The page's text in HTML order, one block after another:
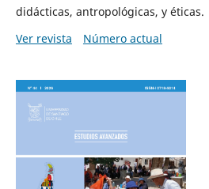
didácticas, antropológicas, y éticas.
Ver revista
Número actual